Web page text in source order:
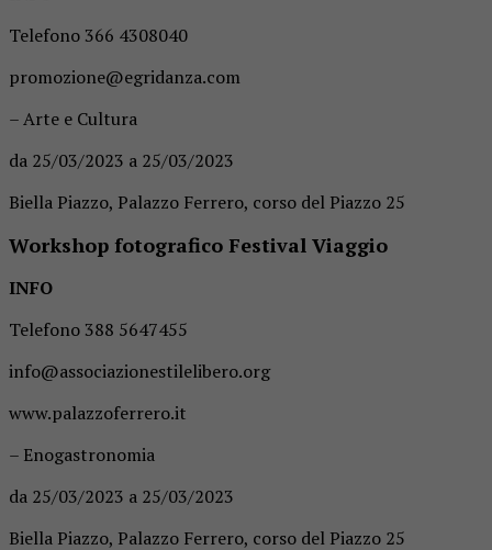
Telefono 366 4308040
promozione@egridanza.com
– Arte e Cultura
da 25/03/2023 a 25/03/2023
Biella Piazzo, Palazzo Ferrero, corso del Piazzo 25
Workshop fotografico Festival Viaggio
INFO
Telefono 388 5647455
info@associazionestilelibero.org
www.palazzoferrero.it
– Enogastronomia
da 25/03/2023 a 25/03/2023
Biella Piazzo, Palazzo Ferrero, corso del Piazzo 25